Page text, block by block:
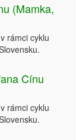
(Mamka,
rámci cyklu
Cínu
rámci cyklu